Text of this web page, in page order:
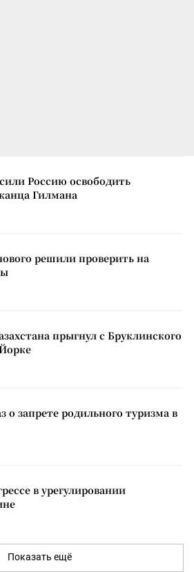
Россию освободить
Гилмана
решили проверить на
прыгнул с Бруклинского
о запрете родильного туризма в
в урегулировании
Показать ещё